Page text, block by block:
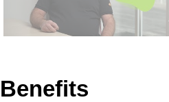
Benefits